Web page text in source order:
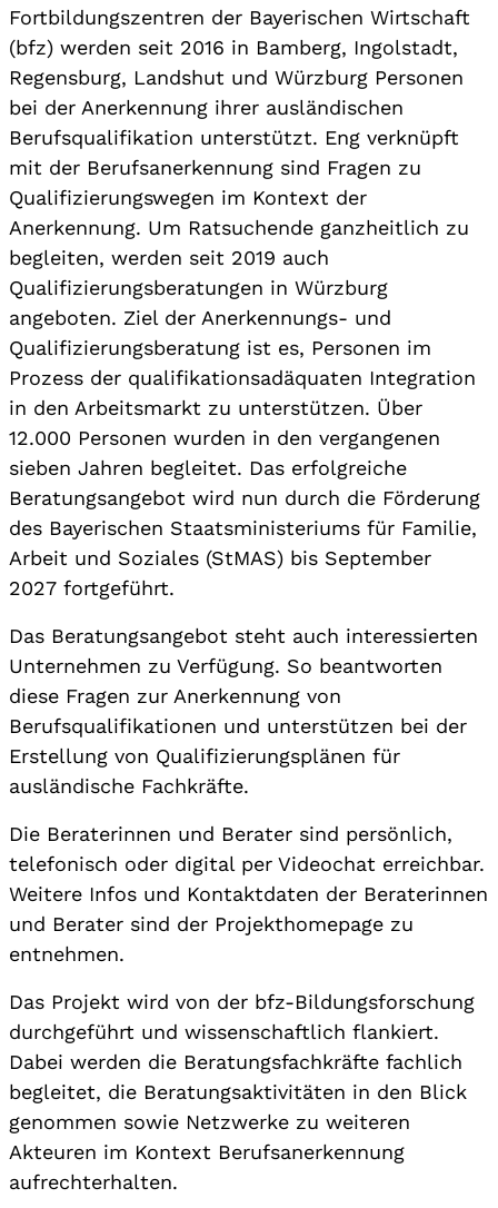
Fortbildungszentren der Bayerischen Wirtschaft
(bfz) werden seit 2016 in Bamberg, Ingolstadt,
Regensburg, Landshut und Würzburg Personen
bei der Anerkennung ihrer ausländischen
Berufsqualifikation unterstützt. Eng verknüpft
mit der Berufsanerkennung sind Fragen zu
Qualifizierungswegen im Kontext der
Anerkennung. Um Ratsuchende ganzheitlich zu
begleiten, werden seit 2019 auch
Qualifizierungsberatungen in Würzburg
angeboten. Ziel der Anerkennungs- und
Qualifizierungsberatung ist es, Personen im
Prozess der qualifikationsadäquaten Integration
in den Arbeitsmarkt zu unterstützen. Über
12.000 Personen wurden in den vergangenen
sieben Jahren begleitet. Das erfolgreiche
Beratungsangebot wird nun durch die Förderung
des Bayerischen Staatsministeriums für Familie,
Arbeit und Soziales (StMAS) bis September
2027 fortgeführt.
Das Beratungsangebot steht auch interessierten
Unternehmen zu Verfügung. So beantworten
diese Fragen zur Anerkennung von
Berufsqualifikationen und unterstützen bei der
Erstellung von Qualifizierungsplänen für
ausländische Fachkräfte.
Die Beraterinnen und Berater sind persönlich,
telefonisch oder digital per Videochat erreichbar.
Weitere Infos und Kontaktdaten der Beraterinnen
und Berater sind der Projekthomepage zu
entnehmen.
Das Projekt wird von der bfz-Bildungsforschung
durchgeführt und wissenschaftlich flankiert.
Dabei werden die Beratungsfachkräfte fachlich
begleitet, die Beratungsaktivitäten in den Blick
genommen sowie Netzwerke zu weiteren
Akteuren im Kontext Berufsanerkennung
aufrechterhalten.